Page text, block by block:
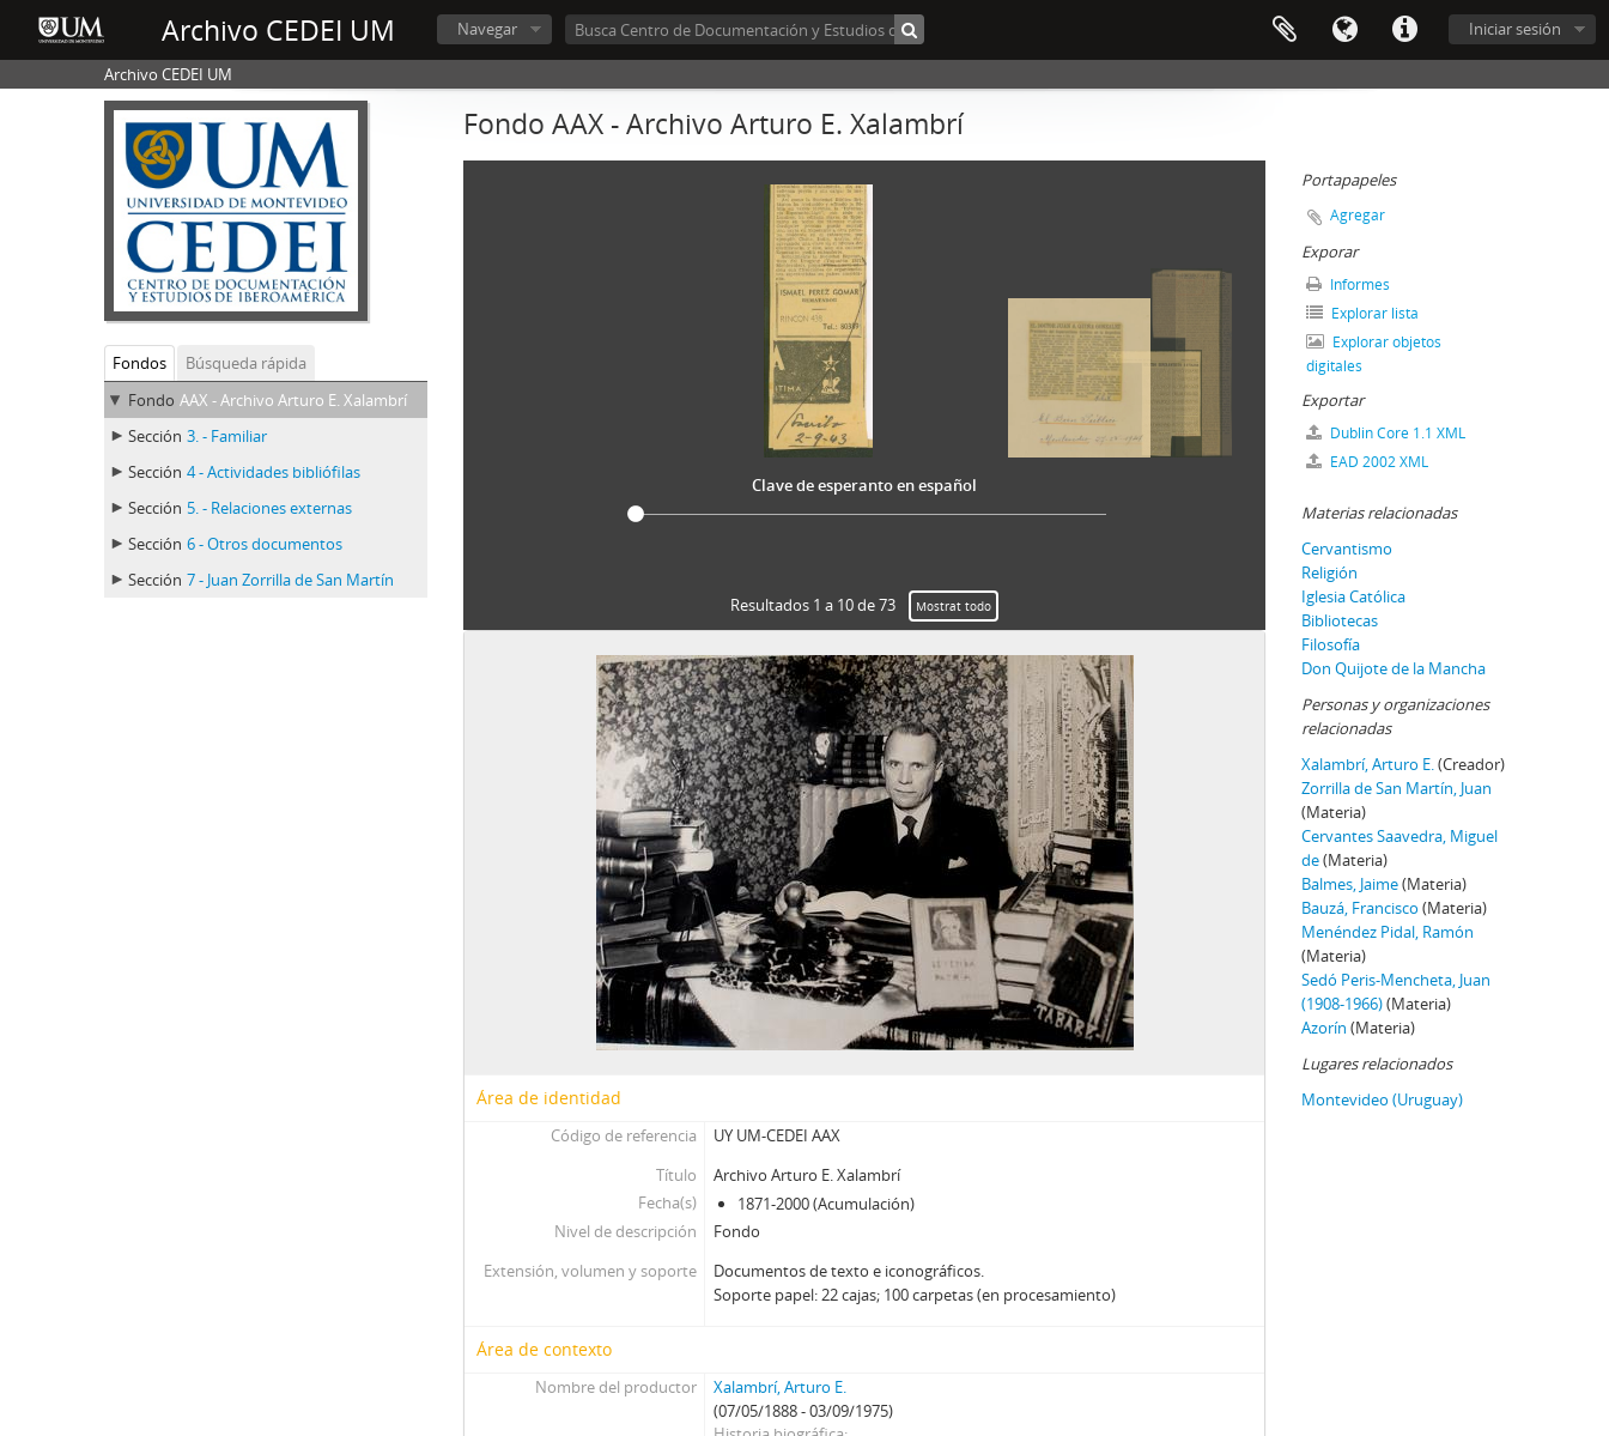
Archivo CEDEI UM Iniciar sesión
Navegar
Archivo CEDEI UM
Fondos
Búsqueda rápida
Fondo AAX - Archivo Arturo E. Xalambrí
Sección 3. - Familiar
Sección 4 - Actividades bibliófilas
Sección 5. - Relaciones externas
Sección 6 - Otros documentos
Sección 7 - Juan Zorrilla de San Martín
Fondo AAX - Archivo Arturo E. Xalambrí
Clave de esperanto en español
Resultados 1 a 10 de 73 Mostrat todo
Área de identidad
Código de referencia
UY UM-CEDEI AAX
Título
Archivo Arturo E. Xalambrí
Fecha(s)
1871-2000 (Acumulación)
Nivel de descripción
Fondo
Extensión, volumen y soporte
Documentos de texto e iconográficos.
Soporte papel: 22 cajas; 100 carpetas (en procesamiento)
Área de contexto
Nombre del productor
Xalambrí, Arturo E.
(07/05/1888 - 03/09/1975)
Portapapeles
Agregar
Exporar
Informes
Explorar lista
Explorar objetos
digitales
Exportar
Dublin Core 1.1 XML
EAD 2002 XML
Materias relacionadas
Cervantismo
Religión
Iglesia Católica
Bibliotecas
Filosofía
Don Quijote de la Mancha
Personas y organizaciones
relacionadas
Xalambrí, Arturo E.(Creador)
Zorrilla de San Martín, Juan
(Materia)
Cervantes Saavedra, Miguel
de(Materia)
Balmes, Jaime(Materia)
Bauzá, Francisco (Materia)
Menéndez Pidal, Ramón
(Materia)
Sedó Peris-Mencheta, Juan
(1908-1966)(Materia)
Azorín (Materia)
Lugares relacionados
Montevideo (Uruguay)